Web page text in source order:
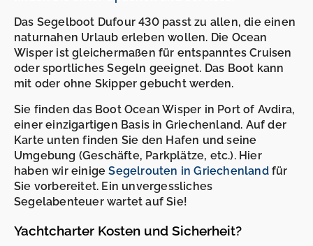
Das Segelboot Dufour 430 passt zu allen, die einen
naturnahen Urlaub erleben wollen. Die Ocean
Wisper ist gleichermaßen für entspanntes Cruisen
oder sportliches Segeln geeignet. Das Boot kann
mit oder ohne Skipper gebucht werden.
Sie finden das Boot Ocean Wisper in Port of Avdira,
einer einzigartigen Basis in Griechenland. Auf der
Karte unten finden Sie den Hafen und seine
Umgebung (Geschäfte, Parkplätze, etc.). Hier
haben wir einigeSegelrouten in Griechenlandfür
Sie vorbereitet. Ein unvergessliches
Segelabenteuer wartet auf Sie!
Yachtcharter Kosten und Sicherheit?